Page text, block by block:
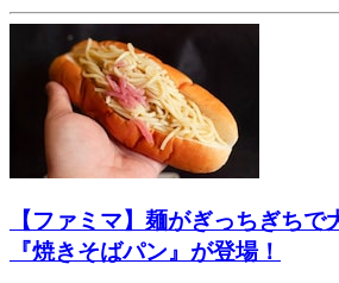
【ファミマ】麺がぎっちぎちで
『焼きそばパン』が登場！